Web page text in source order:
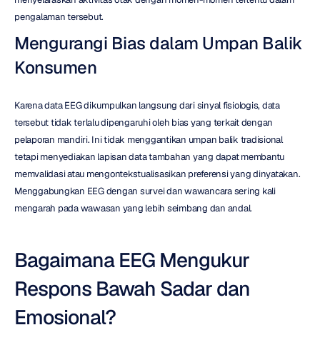
pengalaman tersebut.
Mengurangi Bias dalam Umpan Balik
Konsumen
Karena data EEG dikumpulkan langsung dari sinyal fisiologis, data
tersebut tidak terlalu dipengaruhi oleh bias yang terkait dengan
pelaporan mandiri. Ini tidak menggantikan umpan balik tradisional
tetapi menyediakan lapisan data tambahan yang dapat membantu
memvalidasi atau mengontekstualisasikan preferensi yang dinyatakan.
Menggabungkan EEG dengan survei dan wawancara sering kali
mengarah pada wawasan yang lebih seimbang dan andal.
Bagaimana EEG Mengukur
Respons Bawah Sadar dan
Emosional?